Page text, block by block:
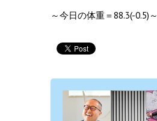
～今日の体重＝88.3(-0.5)～